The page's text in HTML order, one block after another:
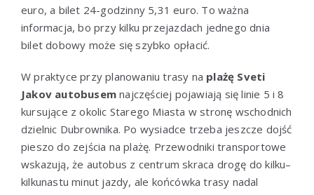
euro, a bilet 24-godzinny 5,31 euro. To ważna
informacja, bo przy kilku przejazdach jednego dnia
bilet dobowy może się szybko opłacić.
W praktyce przy planowaniu trasy na plażę Sveti
Jakov autobusem najczęściej pojawiają się linie 5 i 8
kursujące z okolic Starego Miasta w stronę wschodnich
dzielnic Dubrownika. Po wysiadce trzeba jeszcze dojść
pieszo do zejścia na plażę. Przewodniki transportowe
wskazują, że autobus z centrum skraca drogę do kilku–
kilkunastu minut jazdy, ale końcówka trasy nadal